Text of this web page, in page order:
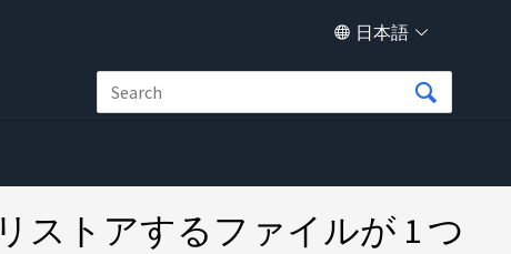
日本語
ストアするファイルが 1 つ